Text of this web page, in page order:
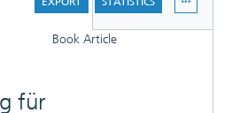
Book Article
für